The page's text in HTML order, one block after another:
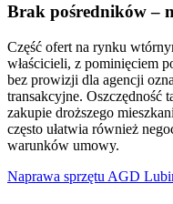
Brak pośredników –
Część ofert na rynku
właścicieli, z pominięciem
bez prowizji dla agencji
transakcyjne. Oszczędność
zakupie droższego
często ułatwia również
warunków umowy.
Naprawa sprzętu AGD